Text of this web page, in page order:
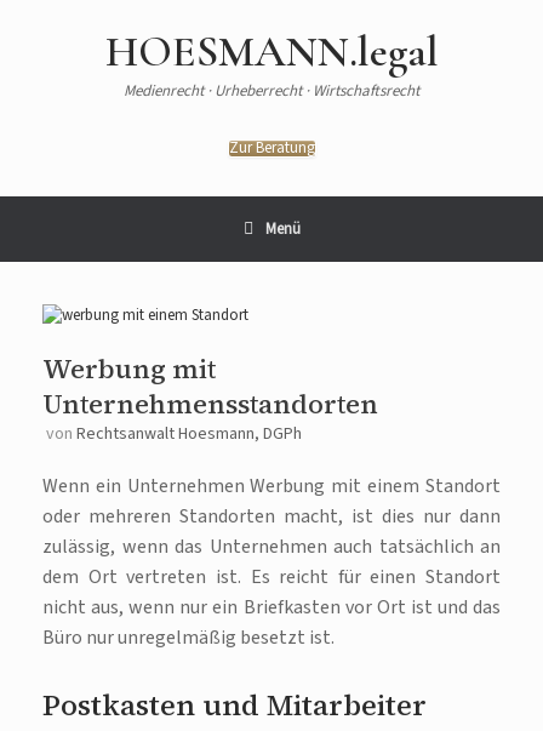
HOESMANN.legal
Medienrecht · Urheberrecht · Wirtschaftsrecht
Zur Beratung
Menü
Werbung mit
Unternehmensstandorten
von Rechtsanwalt Hoesmann, DGPh
Wenn ein Unternehmen Werbung mit einem Standort
oder mehreren Standorten macht, ist dies nur dann
zulässig, wenn das Unternehmen auch tatsächlich an
dem Ort vertreten ist. Es reicht für einen Standort
nicht aus, wenn nur ein Briefkasten vor Ort ist und das
Büro nur unregelmäßig besetzt ist.
Postkasten und Mitarbeiter